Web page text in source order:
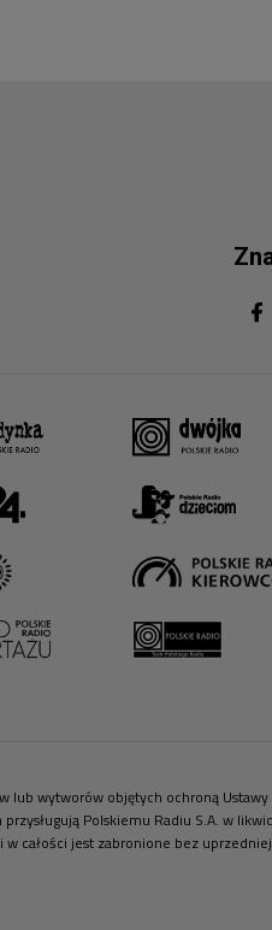
lub wytworów objętych ochroną
Polskiemu Radiu S.A. w
całości jest zabronione bez